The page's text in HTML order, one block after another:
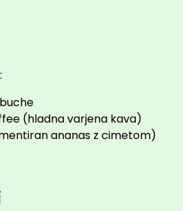
(hladna varjena kava)
ananas z cimetom)